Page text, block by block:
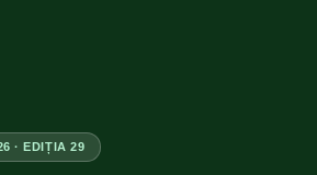
· EDIȚIA 29